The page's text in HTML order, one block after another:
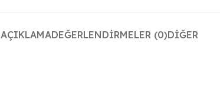
AÇIKLAMADEĞERLENDIRMELER (0)DIĞER